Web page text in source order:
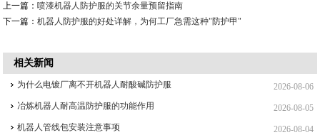
上一篇：喷漆机器人防护服的关节余量预留指南
下一篇：机器人防护服的好处详解，为何工厂急需这种"防护甲"
相关新闻
2026-08-06
为什么电镀厂离不开机器人耐酸碱防护服
2026-08-05
冶炼机器人耐高温防护服的功能作用
2026-08-04
机器人管线包安装注意事项